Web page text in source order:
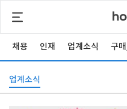
채용 인재 업계소식 구
업계소식